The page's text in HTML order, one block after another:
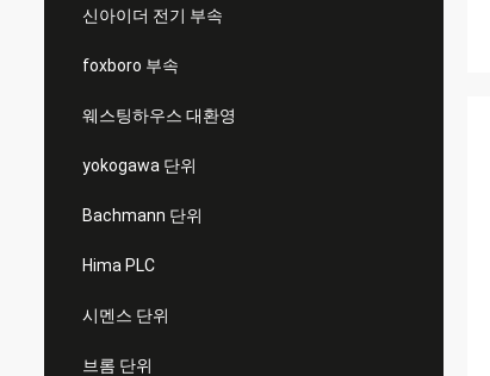
신아이더 전기 부속
foxboro 부속
웨스팅하우스 대환영
yokogawa 단위
Bachmann 단위
Hima PLC
시멘스 단위
브롬 단위